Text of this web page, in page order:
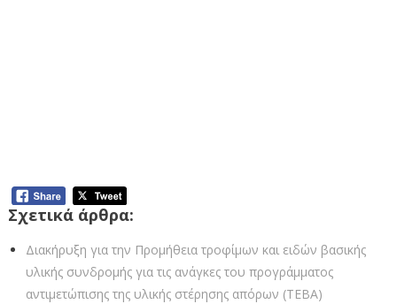
Σχετικά άρθρα:
Διακήρυξη για την Προμήθεια τροφίμων και ειδών βασικής
υλικής συνδρομής για τις ανάγκες του προγράμματος
αντιμετώπισης της υλικής στέρησης απόρων (ΤΕΒΑ)